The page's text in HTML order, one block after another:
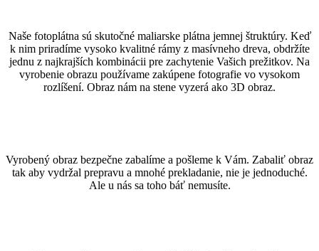
Naše fotoplátna sú skutočné maliarske plátna jemnej štruktúry. Keď
k nim priradíme vysoko kvalitné rámy z masívneho dreva, obdržíte
jednu z najkrajších kombinácii pre zachytenie Vašich prežitkov. Na
vyrobenie obrazu používame zakúpene fotografie vo vysokom
rozlíšení. Obraz nám na stene vyzerá ako 3D obraz.
Vyrobený obraz bezpečne zabalíme a pošleme k Vám. Zabaliť obraz
tak aby vydržal prepravu a mnohé prekladanie, nie je jednoduché.
Ale u nás sa toho báť nemusíte.